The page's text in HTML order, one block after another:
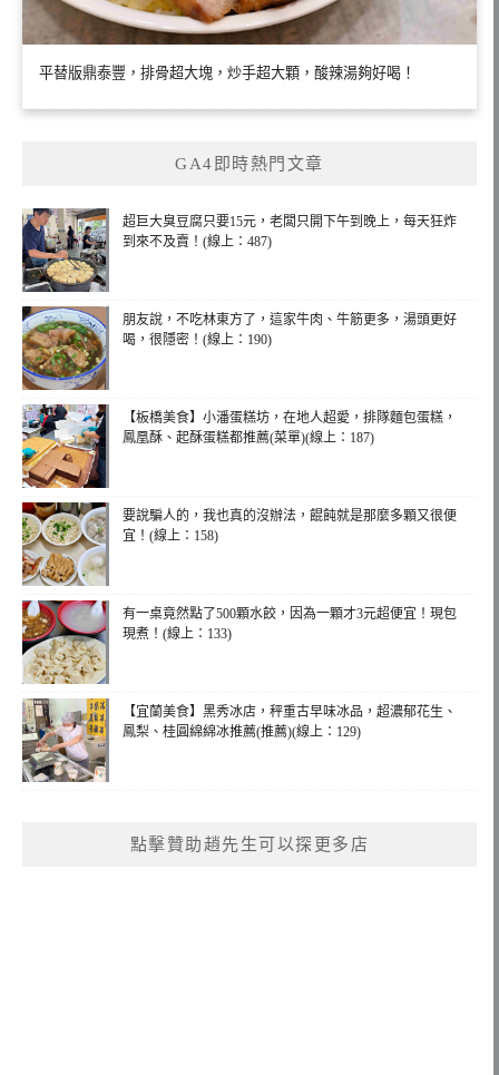
平替版鼎泰豐，排骨超大塊，炒手超大顆，酸辣湯夠好喝！
GA4即時熱門文章
超巨大臭豆腐只要15元，老闆只開下午到晚上，每天狂炸
到來不及賣！(線上：487)
朋友說，不吃林東方了，這家牛肉、牛筋更多，湯頭更好
喝，很隱密！(線上：190)
【板橋美食】小潘蛋糕坊，在地人超愛，排隊麵包蛋糕，
鳳凰酥、起酥蛋糕都推薦(菜單)(線上：187)
要說騙人的，我也真的沒辦法，餛飩就是那麼多顆又很便
宜！(線上：158)
有一桌竟然點了500顆水餃，因為一顆才3元超便宜！現包
現煮！(線上：133)
【宜蘭美食】黑秀冰店，秤重古早味冰品，超濃郁花生、
鳳梨、桂圓綿綿冰推薦(推薦)(線上：129)
點擊贊助趙先生可以探更多店